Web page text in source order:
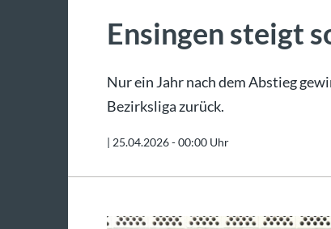
Ensingen steigt
Nur ein Jahr nach dem Abstieg
Bezirksliga zurück.
| 25.04.2026 - 00:00 Uhr